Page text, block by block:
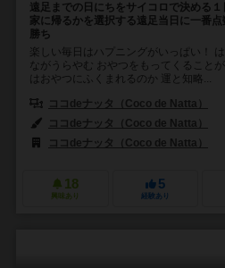
遠足までの日にちをサイコロで決める１
家に帰るかを選択する遠足当日に一番
勝ち
楽しい毎日はハプニングがいっぱい！
ながうらやむ おやつをもってくること
はおやつにふくまれるのか 運と知略...
ココdeナッタ（Coco de Natta）
ココdeナッタ（Coco de Natta）
ココdeナッタ（Coco de Natta）
18
興味あり
5
経験あり